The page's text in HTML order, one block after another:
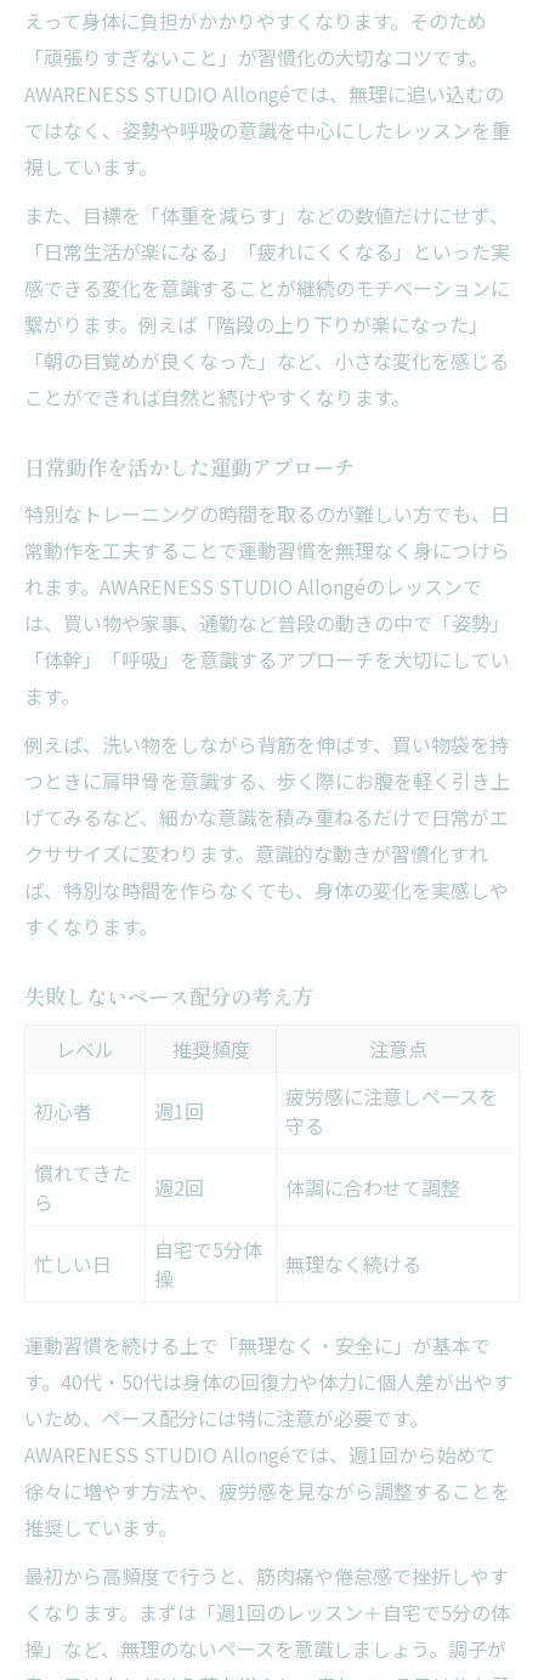
えって身体に負担がかかりやすくなります。そのため
「頑張りすぎないこと」が習慣化の大切なコツです。
AWARENESS STUDIO Allongéでは、無理に追い込むの
ではなく、姿勢や呼吸の意識を中心にしたレッスンを重
視しています。
また、目標を「体重を減らす」などの数値だけにせず、
「日常生活が楽になる」「疲れにくくなる」といった実
感できる変化を意識することが継続のモチベーションに
繋がります。例えば「階段の上り下りが楽になった」
「朝の目覚めが良くなった」など、小さな変化を感じる
ことができれば自然と続けやすくなります。
日常動作を活かした運動アプローチ
特別なトレーニングの時間を取るのが難しい方でも、日
常動作を工夫することで運動習慣を無理なく身につけら
れます。AWARENESS STUDIO Allongéのレッスンで
は、買い物や家事、通勤など普段の動きの中で「姿勢」
「体幹」「呼吸」を意識するアプローチを大切にしてい
ます。
例えば、洗い物をしながら背筋を伸ばす、買い物袋を持
つときに肩甲骨を意識する、歩く際にお腹を軽く引き上
げてみるなど、細かな意識を積み重ねるだけで日常がエ
クササイズに変わります。意識的な動きが習慣化すれ
ば、特別な時間を作らなくても、身体の変化を実感しや
すくなります。
失敗しないペース配分の考え方
レベル 推奨頻度 注意点
初心者 週1回
疲労感に注意しペースを
守る
慣れてきた
ら
週2回 体調に合わせて調整
忙しい日
自宅で5分体
操
無理なく続ける
運動習慣を続ける上で「無理なく・安全に」が基本で
す。40代・50代は身体の回復力や体力に個人差が出やす
いため、ペース配分には特に注意が必要です。
AWARENESS STUDIO Allongéでは、週1回から始めて
徐々に増やす方法や、疲労感を見ながら調整することを
推奨しています。
最初から高頻度で行うと、筋肉痛や倦怠感で挫折しやす
くなります。まずは「週1回のレッスン＋自宅で5分の体
操」など、無理のないペースを意識しましょう。調子が